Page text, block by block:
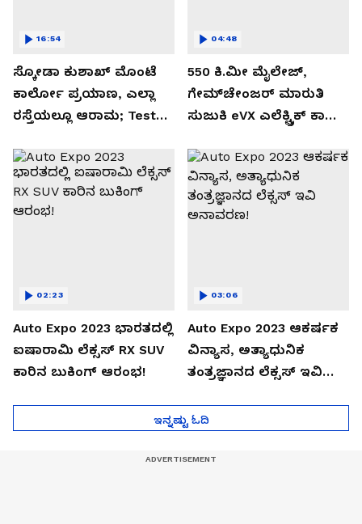
ಸ್ಕೋಡಾ ಕುಶಾಖ್ ಮೊಂಟೆ
ಕಾರ್ಲೋ ಪ್ರಯಾಣ, ಎಲ್ಲಾ
ರಸ್ತೆಯಲ್ಲೂ ಆರಾಮ; Test
16:54
550 ಕಿ.ಮೀ ಮೈಲೇಜ್,
ಗೇಮ್‌ಚೇಂಜರ್ ಮಾರುತಿ
ಸುಜುಕಿ eVX ಎಲೆಕ್ಟ್ರಿಕ್ ಕಾರು
04:48
Auto Expo 2023 ಭಾರತದಲ್ಲಿ
ಐಷಾರಾಮಿ ಲೆಕ್ಸಸ್ RX SUV
ಕಾರಿನ ಬುಕಿಂಗ್ ಆರಂಭ!
02:23
Auto Expo 2023 ಆಕರ್ಷಕ
ವಿನ್ಯಾಸ, ಅತ್ಯಾಧುನಿಕ
ತಂತ್ರಜ್ಞಾನದ ಲೆಕ್ಸಸ್ ಇವಿ
03:06
ಇನ್ನಷ್ಟು ಓದಿ